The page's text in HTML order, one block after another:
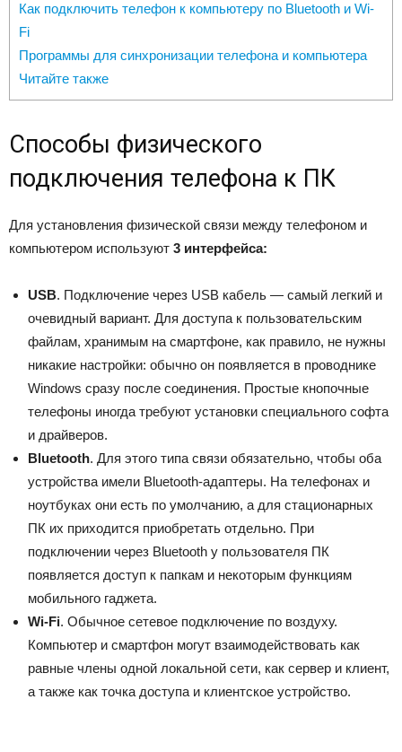
Как подключить телефон к компьютеру по Bluetooth и Wi-
Fi
Программы для синхронизации телефона и компьютера
Читайте также
Способы физического
подключения телефона к ПК
Для установления физической связи между телефоном и
компьютером используют 3 интерфейса:
USB. Подключение через USB кабель — самый легкий и
очевидный вариант. Для доступа к пользовательским
файлам, хранимым на смартфоне, как правило, не нужны
никакие настройки: обычно он появляется в проводнике
Windows сразу после соединения. Простые кнопочные
телефоны иногда требуют установки специального софта
и драйверов.
Bluetooth. Для этого типа связи обязательно, чтобы оба
устройства имели Bluetooth-адаптеры. На телефонах и
ноутбуках они есть по умолчанию, а для стационарных
ПК их приходится приобретать отдельно. При
подключении через Bluetooth у пользователя ПК
появляется доступ к папкам и некоторым функциям
мобильного гаджета.
Wi-Fi. Обычное сетевое подключение по воздуху.
Компьютер и смартфон могут взаимодействовать как
равные члены одной локальной сети, как сервер и клиент,
а также как точка доступа и клиентское устройство.